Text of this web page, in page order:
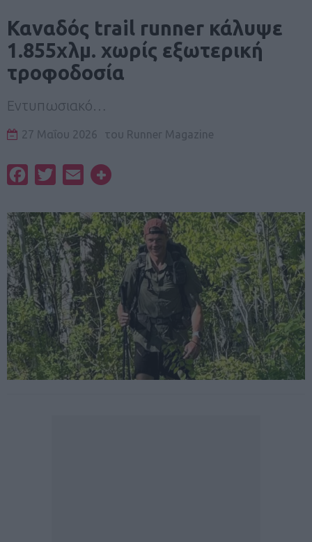
Καναδός trail runner κάλυψε
1.855χλμ. χωρίς εξωτερική
τροφοδοσία
Εντυπωσιακό…
27 Μαΐου 2026 του Runner Magazine
FacebookTwitterEmail